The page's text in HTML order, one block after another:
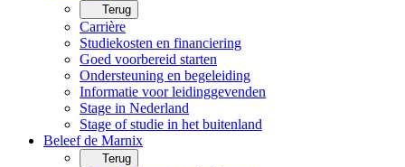
Terug
Carrière
Studiekosten en financiering
Goed voorbereid starten
Ondersteuning en begeleiding
Informatie voor leidinggevenden
Stage in Nederland
Stage of studie in het buitenland
Beleef de Marnix
Terug